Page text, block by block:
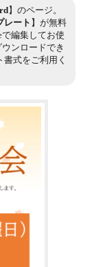
】のページ。
レート 】が無料
編集してお使
ンロードでき
式をご利用く